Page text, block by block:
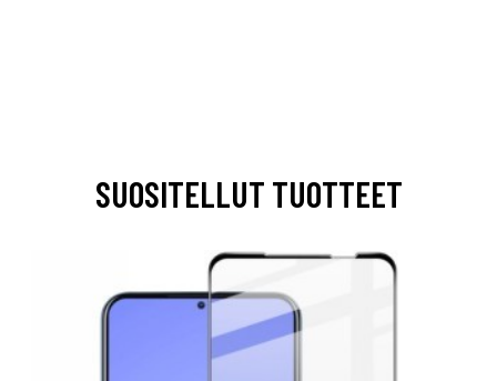
SUOSITELLUT TUOTTEET